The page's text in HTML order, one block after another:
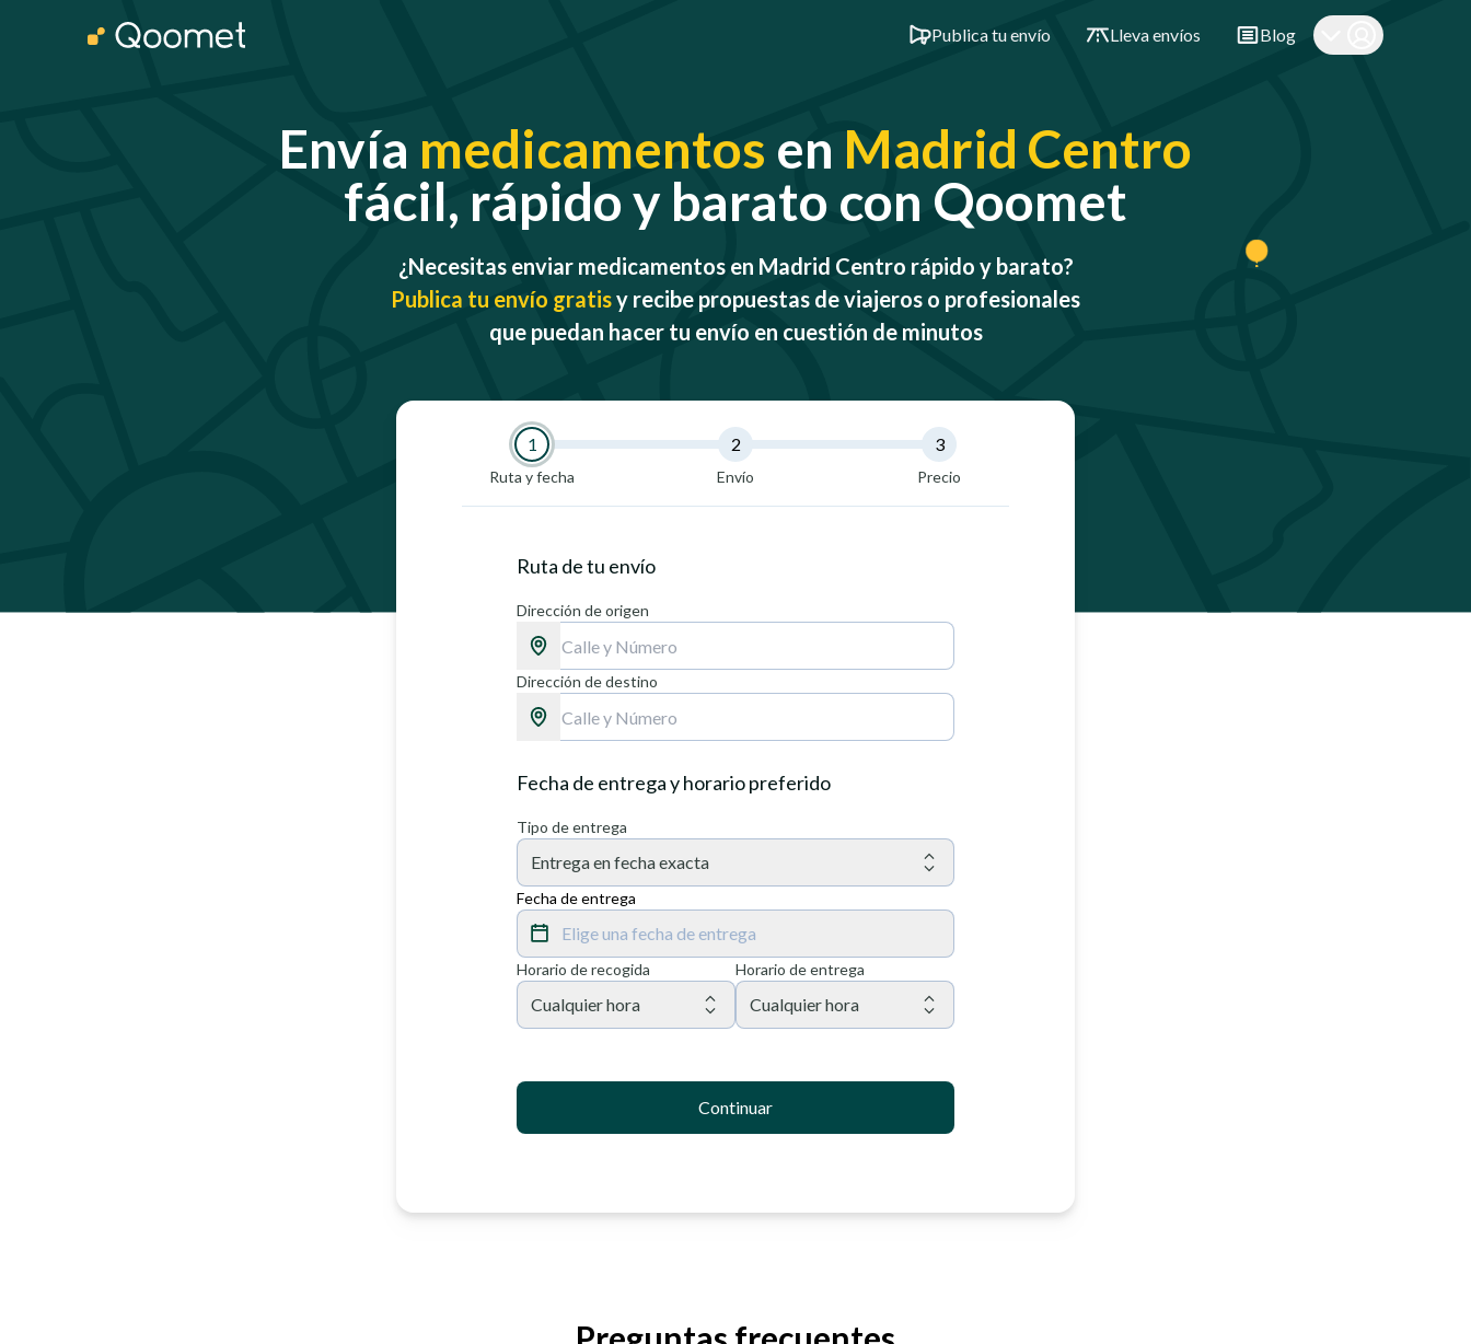
Publica tu envío Lleva envíos Blog
Envía medicamentos en Madrid Centro
fácil, rápido y barato con Qoomet
¿Necesitas enviar medicamentos en Madrid Centro rápido y barato?
Publica tu envío gratisy recibe propuestas de viajeros o profesionales
que puedan hacer tu envío en cuestión de minutos
1
Ruta y fecha
2
Envío
3
Precio
Ruta de tu envío
Dirección de origen
Dirección de destino
Fecha de entrega y horario preferido
Tipo de entrega
Entrega en fecha exacta
Fecha de entrega
Elige una fecha de entrega
Horario de recogida
Cualquier hora
Horario de entrega
Cualquier hora
Continuar